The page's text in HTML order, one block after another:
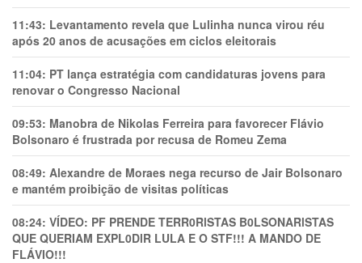
11:43: Levantamento revela que Lulinha nunca virou réu
após 20 anos de acusações em ciclos eleitorais
11:04: PT lança estratégia com candidaturas jovens para
renovar o Congresso Nacional
09:53: Manobra de Nikolas Ferreira para favorecer Flávio
Bolsonaro é frustrada por recusa de Romeu Zema
08:49: Alexandre de Moraes nega recurso de Jair Bolsonaro
e mantém proibição de visitas políticas
08:24: VÍDEO: PF PRENDE TERR0RlSTAS B0LSONARlSTAS
QUE QUERIAM EXPL0DlR LULA E O STF!!! A MANDO DE
FLÁVIO!!!